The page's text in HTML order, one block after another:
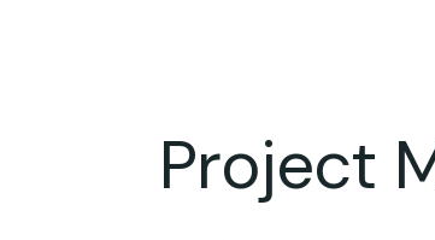
Project